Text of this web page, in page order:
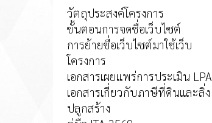
วัตถุประสงค์โครงการ
ขั้นตอนการจดชื่อเว็บไซต์
การย้ายชื่อเว็บไซต์มาใช้เว็บ
โครงการ
เอกสารเผยแพร่การประเมิน LPA
เอกสารเกี่ยวกับภาษีที่ดินและลิ่ง
ปลูกสร้าง